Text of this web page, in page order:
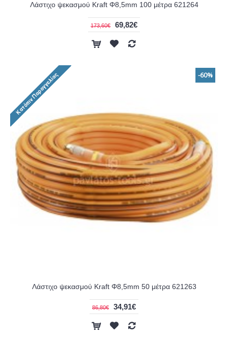
Λάστιχο ψεκασμού Kraft Φ8,5mm 100 μέτρα 621264
173,60€ 69,82€
-60%
Λάστιχο ψεκασμού Kraft Φ8,5mm 50 μέτρα 621263
86,80€ 34,91€